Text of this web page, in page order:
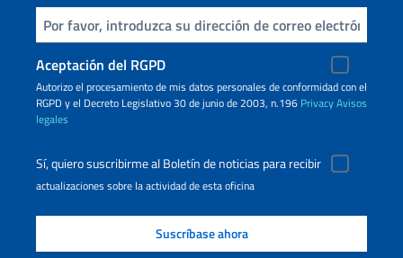
Inserta tu correo electronico
Aceptación del RGPD
Autorizo ​​el procesamiento de mis datos personales de conformidad con el
RGPD y el Decreto Legislativo 30 de junio de 2003, n.196 PrivacyAvisos
legales
Sí, quiero suscribirme al Boletín de noticias para recibir
actualizaciones sobre la actividad de esta oficina